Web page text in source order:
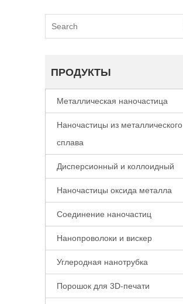
ПРОДУКТЫ
Металлическая наночастица
Наночастицы из металлического
сплава
Дисперсионный и коллоидный
Наночастицы оксида металла
Соединение наночастиц
Нанопроволоки и вискер
Углеродная нанотрубка
Порошок для 3D-печати